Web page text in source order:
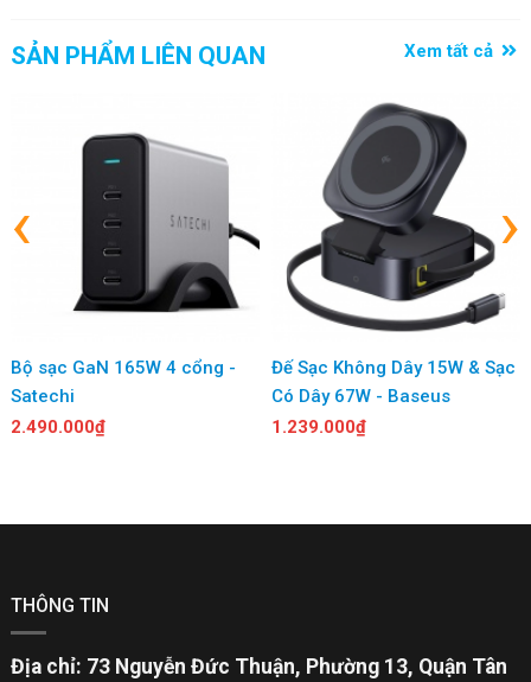
SẢN PHẨM LIÊN QUAN Xem tất cả
Bộ sạc GaN 165W 4 cổng -
Satechi
2.490.000₫
Đế Sạc Không Dây 15W & Sạc
Có Dây 67W - Baseus
1.239.000₫
‹ ›
THÔNG TIN
Địa chỉ: 73 Nguyễn Đức Thuận, Phường 13, Quận Tân